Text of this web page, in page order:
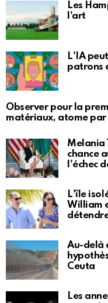
Les
l'art
L'IA
patrons
Observer pour la
matériaux, atome
Melania
chance
l'échec
L'île
William
Au-delà
Ceuta
Les